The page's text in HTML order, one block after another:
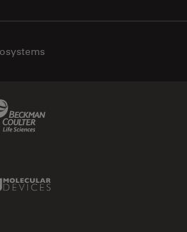
积
Molecular Devices Link